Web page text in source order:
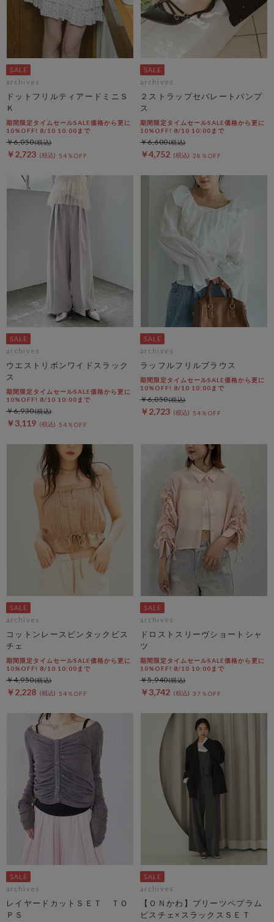
archives
ドットフリルティアードミニＳ
Ｋ
期間限定タイムセールSALE価格から更に
10%OFF! 8/10 10:00まで
￥2,723 54％OFF
￥6,050
archives
２ストラップセパレートパンプ
ス
期間限定タイムセールSALE価格から更に
10%OFF! 8/10 10:00まで
￥4,752 28％OFF
￥6,600
archives
ウエストリボンワイドスラック
ス
期間限定タイムセールSALE価格から更に
10%OFF! 8/10 10:00まで
￥3,119 54％OFF
￥6,930
archives
ラッフルフリルブラウス
期間限定タイムセールSALE価格から更に
10%OFF! 8/10 10:00まで
￥2,723 54％OFF
￥6,050
archives
コットンレースピンタックビス
チェ
期間限定タイムセールSALE価格から更に
10%OFF! 8/10 10:00まで
￥2,228 54％OFF
￥4,950
archives
ドロストスリーヴショートシャ
ツ
期間限定タイムセールSALE価格から更に
10%OFF! 8/10 10:00まで
￥3,742 37％OFF
￥5,940
archives
レイヤードカットＳＥＴ ＴＯ
ＰＳ
archives
【ＯＮかわ】プリーツペプラム
ビスチェ×スラックスＳＥＴ